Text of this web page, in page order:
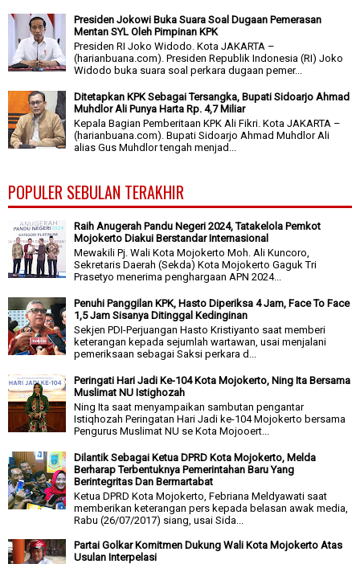
Presiden Jokowi Buka Suara Soal Dugaan Pemerasan
Mentan SYL Oleh Pimpinan KPK
Presiden RI Joko Widodo. Kota JAKARTA –
(harianbuana.com). Presiden Republik Indonesia (RI) Joko
Widodo buka suara soal perkara dugaan pemer...
Ditetapkan KPK Sebagai Tersangka, Bupati Sidoarjo Ahmad
Muhdlor Ali Punya Harta Rp. 4,7 Miliar
Kepala Bagian Pemberitaan KPK Ali Fikri. Kota JAKARTA –
(harianbuana.com). Bupati Sidoarjo Ahmad Muhdlor Ali
alias Gus Muhdlor tengah menjad...
POPULER SEBULAN TERAKHIR
Raih Anugerah Pandu Negeri 2024, Tatakelola Pemkot
Mojokerto Diakui Berstandar Internasional
Mewakili Pj. Wali Kota Mojokerto Moh. Ali Kuncoro,
Sekretaris Daerah (Sekda) Kota Mojokerto Gaguk Tri
Prasetyo menerima penghargaan APN 2024...
Penuhi Panggilan KPK, Hasto Diperiksa 4 Jam, Face To Face
1,5 Jam Sisanya Ditinggal Kedinginan
Sekjen PDI-Perjuangan Hasto Kristiyanto saat memberi
keterangan kepada sejumlah wartawan, usai menjalani
pemeriksaan sebagai Saksi perkara d...
Peringati Hari Jadi Ke-104 Kota Mojokerto, Ning Ita Bersama
Muslimat NU Istighozah
Ning Ita saat menyampaikan sambutan pengantar
Istiqhozah Peringatan Hari Jadi ke-104 Mojokerto bersama
Pengurus Muslimat NU se Kota Mojooert...
Dilantik Sebagai Ketua DPRD Kota Mojokerto, Melda
Berharap Terbentuknya Pemerintahan Baru Yang
Berintegritas Dan Bermartabat
Ketua DPRD Kota Mojokerto, Febriana Meldyawati saat
memberikan keterangan pers kepada belasan awak media,
Rabu (26/07/2017) siang, usai Sida...
Partai Golkar Komitmen Dukung Wali Kota Mojokerto Atas
Usulan Interpelasi